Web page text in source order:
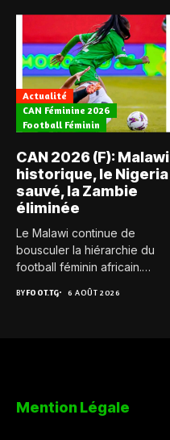
Actualité
CAN Féminine 2026
Football Féminin
CAN 2026 (F): Malawi
historique, le Nigeria
sauvé, la Zambie
éliminée
Le Malawi continue de
bousculer la hiérarchie du
football féminin africain.
BYFOOT.TG 6 AOÛT 2026
Mention Légale